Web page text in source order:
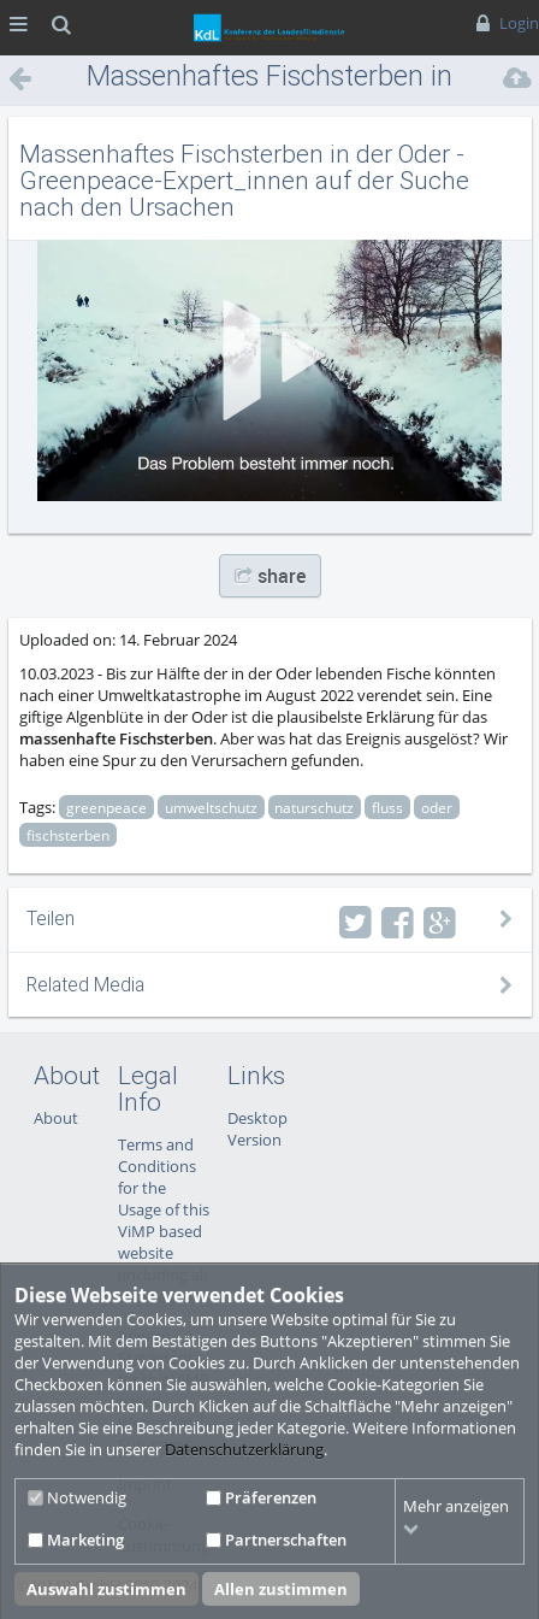
Login
Diese Webseite verwendet Cookies
Wir verwenden Cookies, um unsere Website optimal für Sie zu
gestalten. Mit dem Bestätigen des Buttons "Akzeptieren" stimmen Sie
der Verwendung von Cookies zu. Durch Anklicken der untenstehenden
Checkboxen können Sie auswählen, welche Cookie-Kategorien Sie
zulassen möchten. Durch Klicken auf die Schaltfläche "Mehr anzeigen"
erhalten Sie eine Beschreibung jeder Kategorie. Weitere Informationen
finden Sie in unserer Datenschutzerklärung.
Notwendig
Präferenzen
Marketing
Partnerschaften
Mehr anzeigen
Auswahl zustimmen Allen zustimmen
Massenhaftes Fischsterben in
der Oder - Greenpeace-
Expert_innen auf der Suche
nach den Ursachen
Massenhaftes Fischsterben in der Oder -
Greenpeace-Expert_innen auf der Suche
nach den Ursachen
share
Uploaded on: 14. Februar 2024
10.03.2023 - Bis zur Hälfte der in der Oder lebenden Fische könnten
nach einer Umweltkatastrophe im August 2022 verendet sein. Eine
giftige Algenblüte in der Oder ist die plausibelste Erklärung für das
massenhafte Fischsterben. Aber was hat das Ereignis ausgelöst? Wir
haben eine Spur zu den Verursachern gefunden.
Tags: greenpeace umweltschutz naturschutz fluss
oder
fischsterben
Teilen
Related Media
About
About
Legal
Info
Terms and
Conditions
for the
Usage of this
ViMP based
website
sub-pages)
Privacy
Statement
for this ViMP
based
Website incl.
Sub-pages
Imprint
Zustimmung
Links
Desktop
Version
© VIMP GmbH 2010-2024